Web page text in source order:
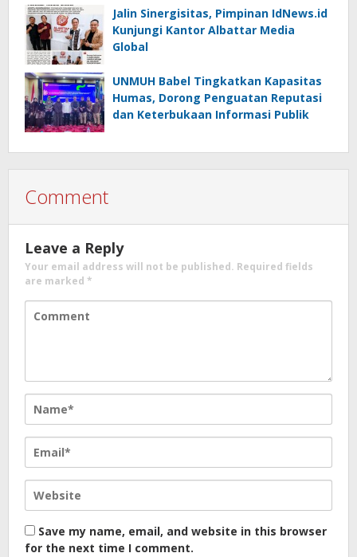
Jalin Sinergisitas, Pimpinan IdNews.id
Kunjungi Kantor Albattar Media
Global
UNMUH Babel Tingkatkan Kapasitas
Humas, Dorong Penguatan Reputasi
dan Keterbukaan Informasi Publik
Comment
Leave a Reply
Your email address will not be published. Required fields
are marked *
Save my name, email, and website in this browser
for the next time I comment.